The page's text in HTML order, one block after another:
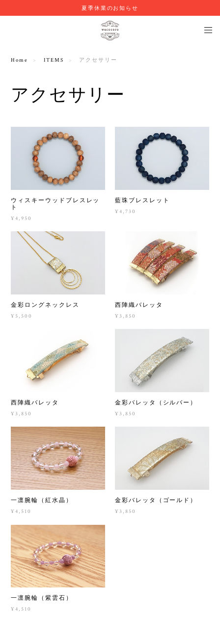
夏季休業のお知らせ
Home ITEMS アクセサリー
アクセサリー
ウィスキーウッドブレスレッ
ト
¥4,950
藍珠ブレスレット
¥4,730
金彩ロングネックレス
¥5,500
西陣織バレッタ
¥3,850
西陣織バレッタ
¥3,850
金彩バレッタ（シルバー）
¥3,850
一凛腕輪（紅水晶）
¥4,510
金彩バレッタ（ゴールド）
¥3,850
一凛腕輪（紫雲石）
¥4,510